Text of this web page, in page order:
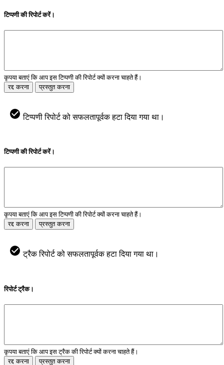
टिप्पणी की रिपोर्ट करें।
कृपया बताएं कि आप इस टिप्पणी की रिपोर्ट क्यों करना चाहते हैं।
रद्द करना
प्रस्तुत करना
टिप्पणी रिपोर्ट को सफलतापूर्वक हटा दिया गया था।
टिप्पणी की रिपोर्ट करें।
कृपया बताएं कि आप इस टिप्पणी की रिपोर्ट क्यों करना चाहते हैं।
रद्द करना
प्रस्तुत करना
ट्रैक रिपोर्ट को सफलतापूर्वक हटा दिया गया था।
रिपोर्ट ट्रैक।
कृपया बताएं कि आप इस ट्रैक की रिपोर्ट क्यों करना चाहते हैं।
रद्द करना
प्रस्तुत करना